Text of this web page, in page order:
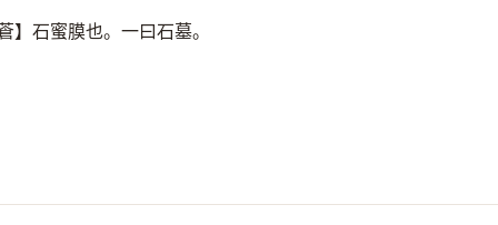
石蜜膜也。一曰石墓。